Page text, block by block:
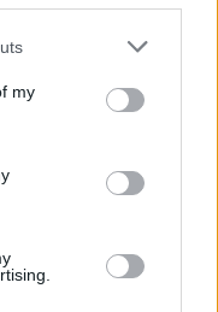
my
C Femenino